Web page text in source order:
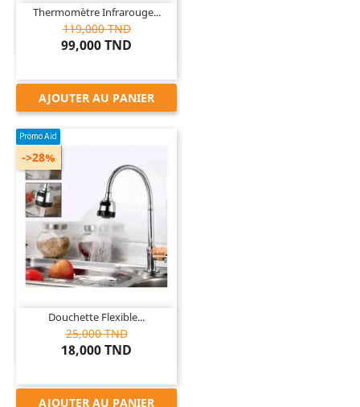
Thermomètre Infrarouge...
119,000 TND
99,000 TND
AJOUTER AU PANIER

Promo Aid
Douchette Flexible...
25,000 TND
18,000 TND
->28%
AJOUTER AU PANIER